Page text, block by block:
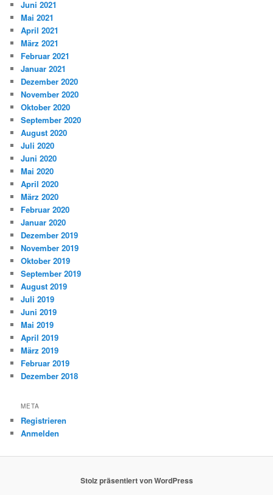
Juni 2021
Mai 2021
April 2021
März 2021
Februar 2021
Januar 2021
Dezember 2020
November 2020
Oktober 2020
September 2020
August 2020
Juli 2020
Juni 2020
Mai 2020
April 2020
März 2020
Februar 2020
Januar 2020
Dezember 2019
November 2019
Oktober 2019
September 2019
August 2019
Juli 2019
Juni 2019
Mai 2019
April 2019
März 2019
Februar 2019
Dezember 2018
META
Registrieren
Anmelden
Stolz präsentiert von WordPress